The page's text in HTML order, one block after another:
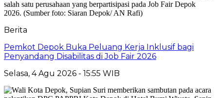
Berita
Pemkot Depok Buka Peluang Kerja Inklusif bagi
Penyandang Disabilitas di Job Fair 2026
Selasa, 4 Agu 2026 - 15:55 WIB